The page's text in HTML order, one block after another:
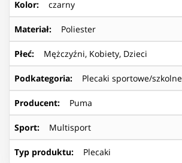
Kolor: czarny
Materiał: Poliester
Płeć: Mężczyźni, Kobiety, Dzieci
Podkategoria: Plecaki sportowe/szkolne
Producent: Puma
Sport: Multisport
Typ produktu: Plecaki